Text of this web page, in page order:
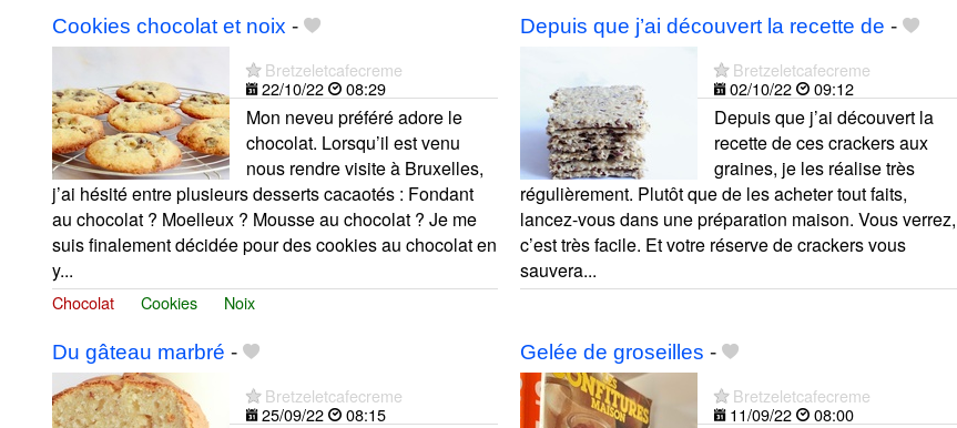
Cookies chocolat et noix -
Bretzeletcafecreme
22/10/22
08:29
Mon neveu préféré adore le
chocolat. Lorsqu’il est venu
nous rendre visite à Bruxelles,
j’ai hésité entre plusieurs desserts cacaotés : Fondant
au chocolat ? Moelleux ? Mousse au chocolat ? Je me
suis finalement décidée pour des cookies au chocolat en
y...
Chocolat Cookies Noix
Depuis que j’ai découvert la recette de -
Bretzeletcafecreme
02/10/22
09:12
Depuis que j’ai découvert la
recette de ces crackers aux
graines, je les réalise très
régulièrement. Plutôt que de les acheter tout faits,
lancez-vous dans une préparation maison. Vous verrez,
c’est très facile. Et votre réserve de crackers vous
sauvera...
Du gâteau marbré -
Bretzeletcafecreme
25/09/22
08:15
Gelée de groseilles -
Bretzeletcafecreme
11/09/22
08:00